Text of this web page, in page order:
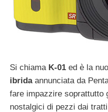
Si chiama K-01 ed è la
ibridaannunciata da
fare impazzire soprattutto
nostalgici di pezzi dai